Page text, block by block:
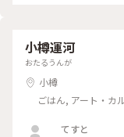
てるだけでも楽しい
小樽運河
おたるうんが
小樽
ごはん, アート・カ
てすと